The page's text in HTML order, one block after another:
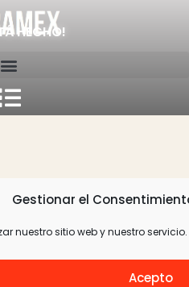
Gestionar el
nuestro sitio web y nuestro servicio.
Acepto
HECHO!